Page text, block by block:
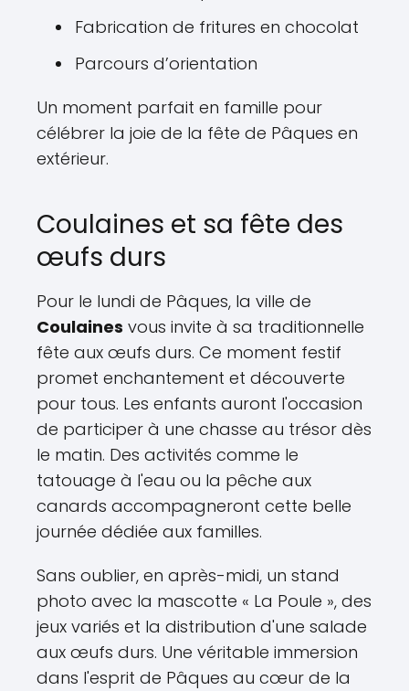
Fabrication de fritures en chocolat
Parcours d’orientation
Un moment parfait en famille pour
célébrer la joie de la fête de Pâques en
extérieur.
Coulaines et sa fête des
œufs durs
Pour le lundi de Pâques, la ville de
Coulaines vous invite à sa traditionnelle
fête aux œufs durs. Ce moment festif
promet enchantement et découverte
pour tous. Les enfants auront l'occasion
de participer à une chasse au trésor dès
le matin. Des activités comme le
tatouage à l'eau ou la pêche aux
canards accompagneront cette belle
journée dédiée aux familles.
Sans oublier, en après-midi, un stand
photo avec la mascotte « La Poule », des
jeux variés et la distribution d'une salade
aux œufs durs. Une véritable immersion
dans l'esprit de Pâques au cœur de la